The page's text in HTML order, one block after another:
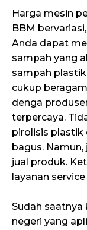
Harga mesin
BBM
Anda dapat
sampah yang
sampah
cukup
denga
terpercaya.
pirolisis plastik
bagus.
jual produk.
layanan
Sudah
negeri yang